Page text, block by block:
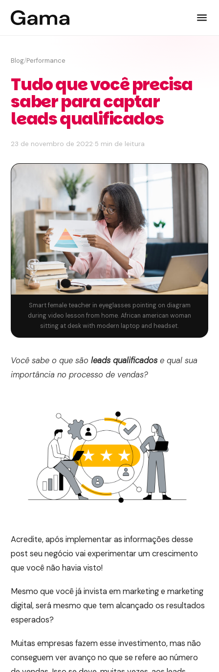
Blog/Performance
Tudo que você precisa
saber para captar
leads qualificados
23 de novembro de 2022·5 min de leitura
Smart female teacher in eyeglasses pointing on diagram
during video lesson from home. African american woman
sitting at desk with modern laptop and headset.
Você sabe o que sãoleads qualificados e qual sua
importância no processo de vendas?
Acredite, após implementar as informações desse
post seu negócio vai experimentar um crescimento
que você não havia visto!
Mesmo que você já invista em marketing e marketing
digital, será mesmo que tem alcançado os resultados
esperados?
Muitas empresas fazem esse investimento, mas não
conseguem ver avanço no que se refere ao número